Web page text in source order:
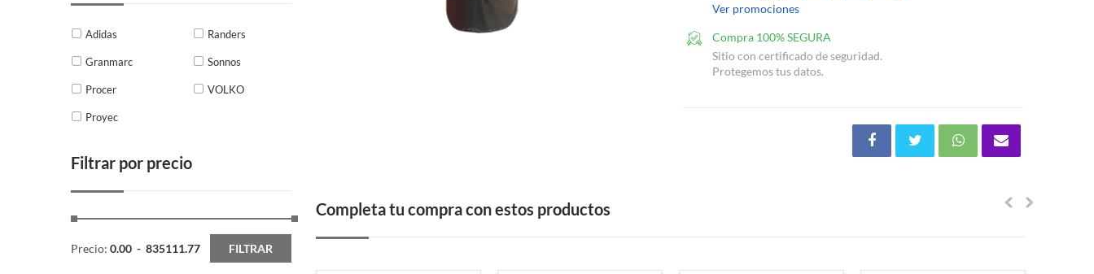
Adidas
Granmarc
Procer
Proyec
Randers
Sonnos
VOLKO
Filtrar por precio
Precio: 0.00 - 835111.77 FILTRAR
Ver promociones
Compra 100% SEGURA
Sitio con certificado de seguridad.
Protegemos tus datos.
Completa tu compra con estos productos